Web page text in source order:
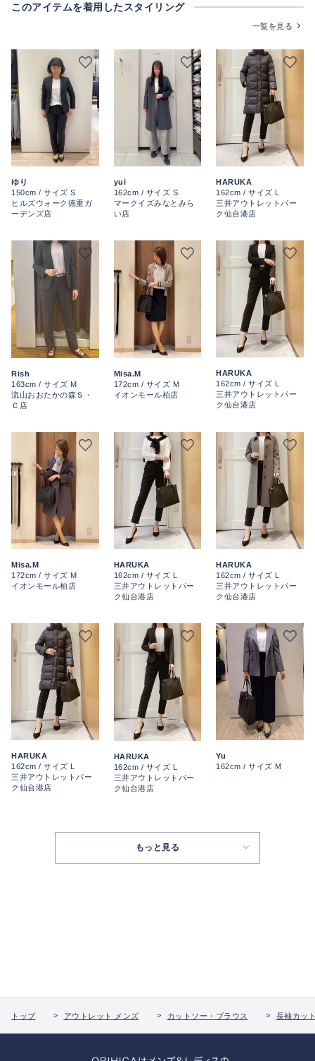
このアイテムを着用したスタイリング
一覧を見る
ゆり
150cm / サイズ S
ヒルズウォーク徳重ガ
ーデンズ店
yui
162cm / サイズ S
マークイズみなとみら
い店
HARUKA
162cm / サイズ L
三井アウトレットパー
ク仙台港店
Rish
163cm / サイズ M
流山おおたかの森Ｓ・
Ｃ店
Misa.M
172cm / サイズ M
イオンモール柏店
HARUKA
162cm / サイズ L
三井アウトレットパー
ク仙台港店
Misa.M
172cm / サイズ M
イオンモール柏店
HARUKA
162cm / サイズ L
三井アウトレットパー
ク仙台港店
HARUKA
162cm / サイズ L
三井アウトレットパー
ク仙台港店
HARUKA
162cm / サイズ L
三井アウトレットパー
ク仙台港店
HARUKA
162cm / サイズ L
三井アウトレットパー
ク仙台港店
Yu
162cm / サイズ M
もっと見る
トップ アウトレット メンズ カットソー・ブラウス 長袖カッ